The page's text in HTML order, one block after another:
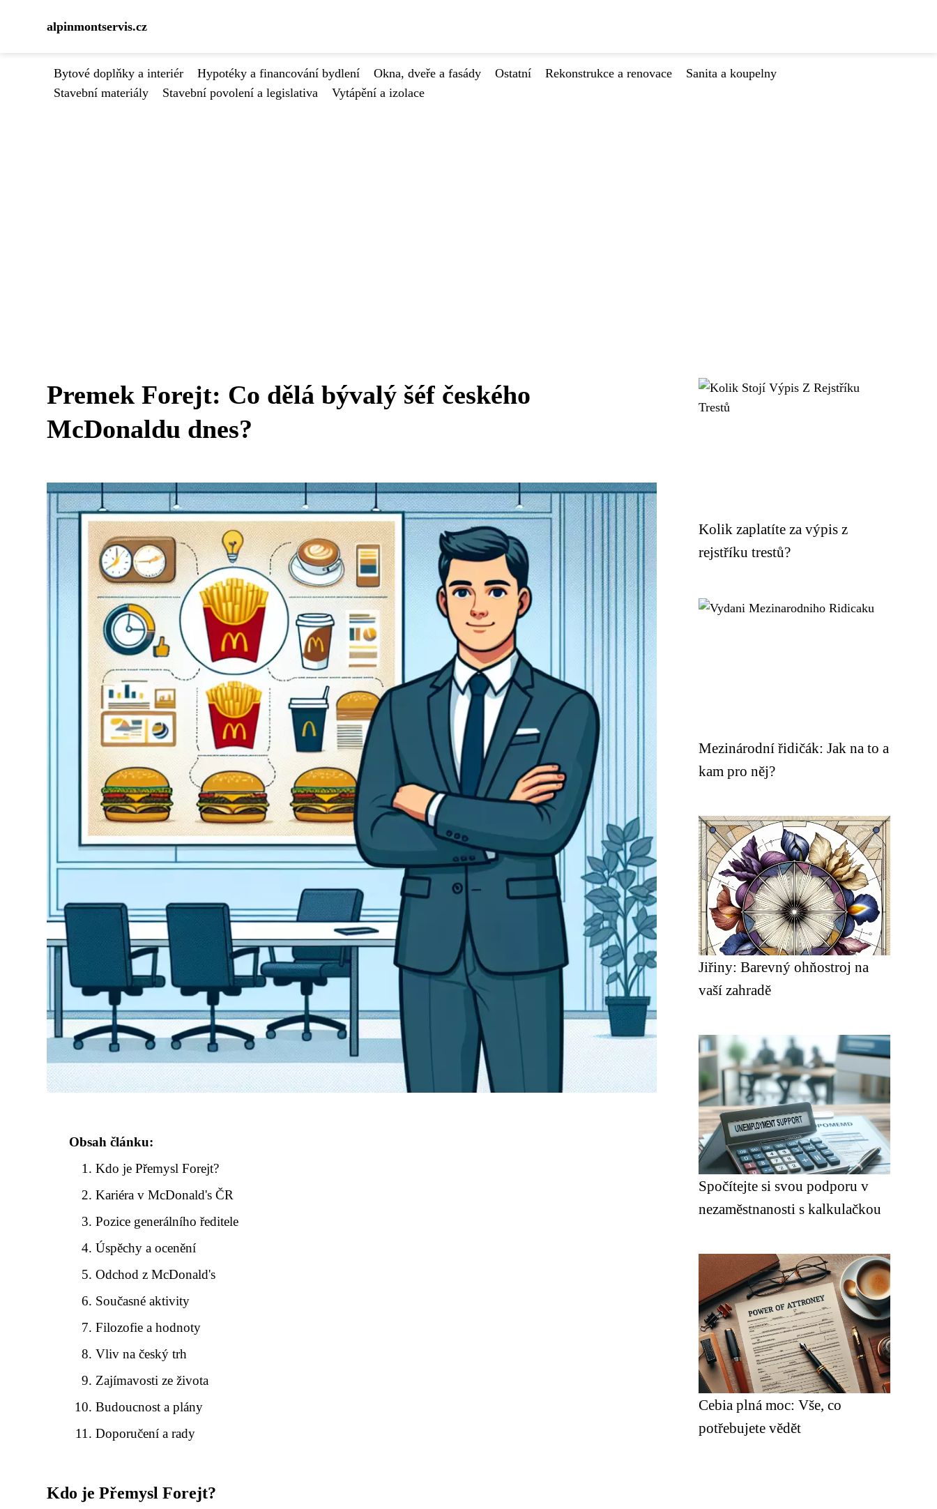
alpinmontservis.cz
Bytové doplňky a interiér Hypotéky a financování bydlení Okna, dveře a fasády Ostatní Rekonstrukce a renovace
Sanita a koupelny
Stavební materiály
Stavební povolení a legislativa Vytápění a izolace
Premek Forejt: Co dělá bývalý šéf českého
McDonaldu dnes?
Obsah článku:
Kdo je Přemysl Forejt?
Kariéra v McDonald's ČR
Pozice generálního ředitele
Úspěchy a ocenění
Odchod z McDonald's
Současné aktivity
Filozofie a hodnoty
Vliv na český trh
Zajímavosti ze života
Budoucnost a plány
Doporučení a rady
Kdo je Přemysl Forejt?
Kolik zaplatíte za výpis z
rejstříku trestů?
Mezinárodní řidičák: Jak na to a
kam pro něj?
Jiřiny: Barevný ohňostroj na
vaší zahradě
Spočítejte si svou podporu v
nezaměstnanosti s kalkulačkou
Cebia plná moc: Vše, co
potřebujete vědět